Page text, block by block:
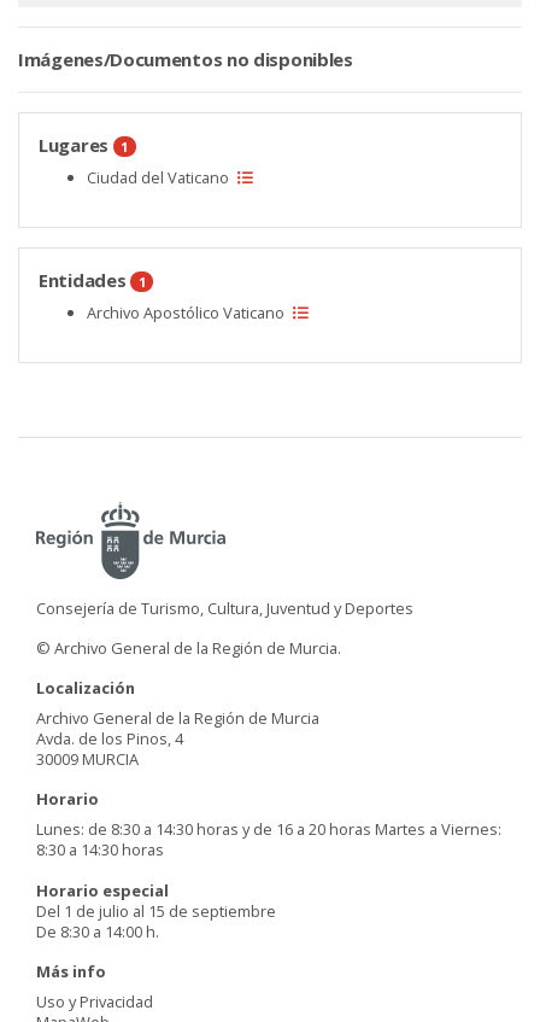
Imágenes/Documentos no disponibles
Lugares 1
Ciudad del Vaticano
Entidades 1
Archivo Apostólico Vaticano
Consejería de Turismo, Cultura, Juventud y Deportes
© Archivo General de la Región de Murcia.
Localización
Archivo General de la Región de Murcia
Avda. de los Pinos, 4
30009 MURCIA
Horario
Lunes: de 8:30 a 14:30 horas y de 16 a 20 horas Martes a Viernes:
8:30 a 14:30 horas
Horario especial
Del 1 de julio al 15 de septiembre
De 8:30 a 14:00 h.
Más info
Uso y Privacidad